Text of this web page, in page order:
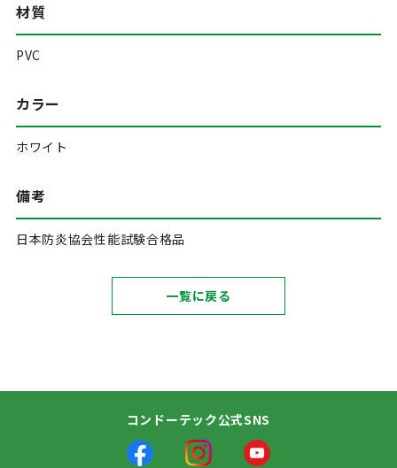
材質
PVC
カラー
ホワイト
備考
日本防炎協会性能試験合格品
一覧に戻る
コンドーテック公式SNS